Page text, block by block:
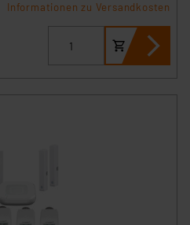
Informationen zu Versandkosten